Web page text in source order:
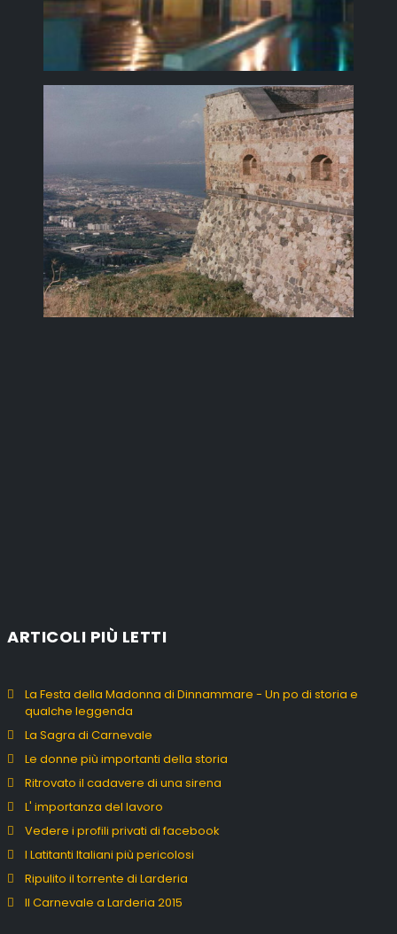
ARTICOLI PIÙ LETTI
La Festa della Madonna di Dinnammare - Un po di storia e
qualche leggenda
La Sagra di Carnevale
Le donne più importanti della storia
Ritrovato il cadavere di una sirena
L' importanza del lavoro
Vedere i profili privati di facebook
I Latitanti Italiani più pericolosi
Ripulito il torrente di Larderia
Il Carnevale a Larderia 2015